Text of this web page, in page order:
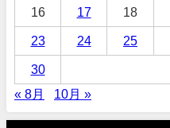
16 17 18
23 24 25
30
« 8月
10月 »